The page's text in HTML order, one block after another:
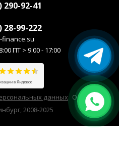
290-92-41
28-99-222
finance.su
ПТ > 9:00 - 17:00
данных ООО А-
2008-2025